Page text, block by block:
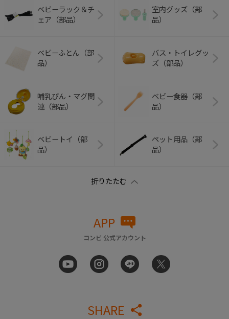
ベビーラック＆チ
ェア（部品）
室内グッズ（部
品）
ベビーふとん（部
品）
バス・トイレグッ
ズ（部品）
哺乳びん・マグ関
連（部品）
ベビー食器（部
品）
ベビートイ（部
品）
ペット用品（部
品）
APP
コンビ 公式アカウント
SHARE